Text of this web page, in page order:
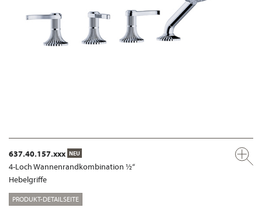
637.40.157.xxx NEU
4-Loch Wannenrandkombination ½“
Hebelgriffe
PRODUKT-DETAILSEITE